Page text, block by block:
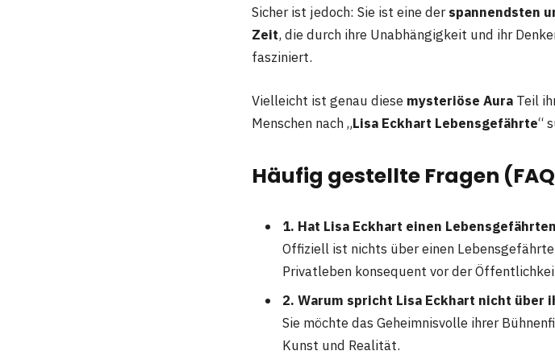
Sicher ist jedoch: Sie ist eine derspannendsten
Zeit, die durch ihre Unabhängigkeit und ihr
fasziniert.
Vielleicht ist genau diese mysteriöse Aura Teil
Menschen nach „Lisa Eckhart Lebensgefährte“
Häufig gestellte Fragen
1. Hat Lisa Eckhart einen
Offiziell ist nichts über einen
Privatleben konsequent vor der
2. Warum spricht Lisa Eckhart nicht über
Sie möchte das Geheimnisvolle ihrer
Kunst und Realität.